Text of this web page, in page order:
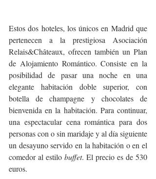
Estos dos hoteles, los únicos en Madrid que
pertenecen a la prestigiosa Asociación
Relais&Châteaux, ofrecen también un Plan
de Alojamiento Romántico. Consiste en la
posibilidad de pasar una noche en una
elegante habitación doble superior, con
botella de champagne y chocolates de
bienvenida en la habitación. Para continuar,
una espectacular cena romántica para dos
personas con o sin maridaje y al día siguiente
un desayuno servido en la habitación o en el
comedor al estilo buffet. El precio es de 530
euros.